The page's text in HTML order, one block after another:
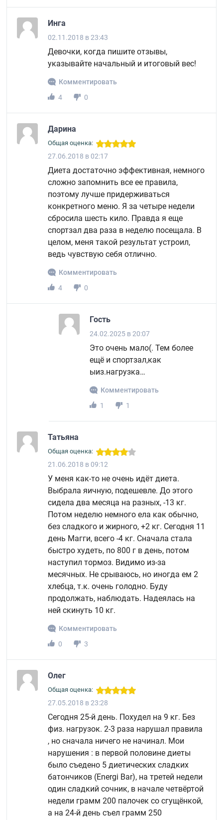
Инга
02.11.2018 в 23:43
Девочки, когда пишите отзывы,
указывайте начальный и итоговый вес!
Комментировать
4
0
Дарина
Общая оценка:
27.06.2018 в 02:17
Диета достаточно эффективная, немного
сложно запомнить все ее правила,
поэтому лучше придерживаться
конкретного меню. Я за четыре недели
сбросила шесть кило. Правда я еще
спортзал два раза в неделю посещала. В
целом, меня такой результат устроил,
ведь чувствую себя отлично.
Комментировать
4
0
Гость
24.02.2025 в 20:07
Это очень мало(. Тем более
ещё и спортзал,как
ыиз.нагрузка…
Комментировать
1
1
Татьяна
Общая оценка:
21.06.2018 в 09:12
У меня как-то не очень идёт диета.
Выбрала яичную, подешевле. До этого
сидела два месяца на разных, -13 кг.
Потом неделю немного ела как обычно,
без сладкого и жирного, +2 кг. Сегодня 11
день Магги, всего -4 кг. Сначала стала
быстро худеть, по 800 г в день, потом
наступил тормоз. Видимо из-за
месячных. Не срываюсь, но иногда ем 2
хлебца, т.к. очень голодно. Буду
продолжать, наблюдать. Надеялась на
ней скинуть 10 кг.
Комментировать
0
3
Олег
Общая оценка:
27.05.2018 в 23:28
Сегодня 25-й день. Похудел на 9 кг. Без
физ. нагрузок. 2-3 раза нарушал правила
, но сначала ничего не начинал. Мои
нарушения : в первой половине диеты
было съедено 5 диетических сладких
батончиков (Energi Bar), на третей недели
один сладкий сочник, в начале четвёртой
недели грамм 200 палочек со сгущёнкой,
а на 24-й день съел грамм 250